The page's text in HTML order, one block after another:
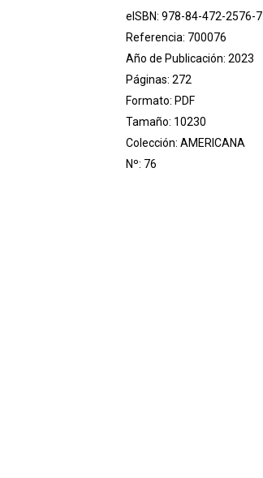
eISBN: 978-84-472-2576-7
Referencia: 700076
Año de Publicación: 2023
Páginas: 272
Formato: PDF
Tamaño: 10230
Colección: AMERICANA
Nº: 76